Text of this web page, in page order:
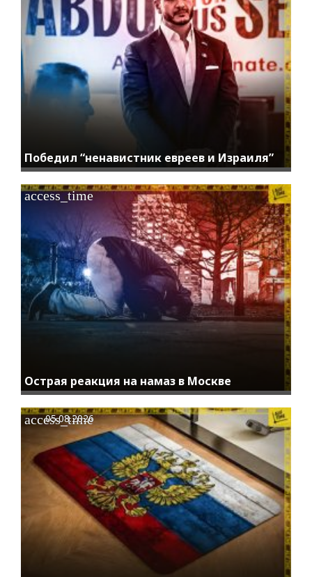
Победил “ненавистник евреев и Израиля”
Острая реакция на намаз в Москве
access_time
access_time
05.08.2026